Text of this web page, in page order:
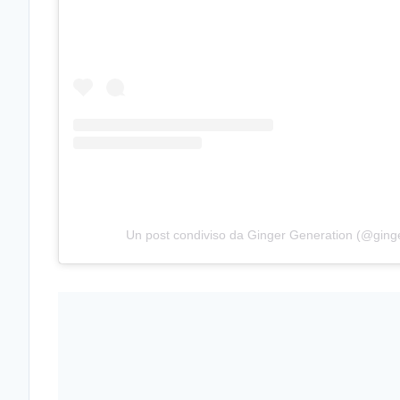
Un post condiviso da Ginger Generation